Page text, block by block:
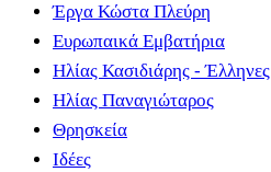
Έργα Κώστα Πλεύρη
Ευρωπαικά Εμβατήρια
Ηλίας Κασιδιάρης - Έλληνες
Ηλίας Παναγιώταρος
Θρησκεία
Ιδέες